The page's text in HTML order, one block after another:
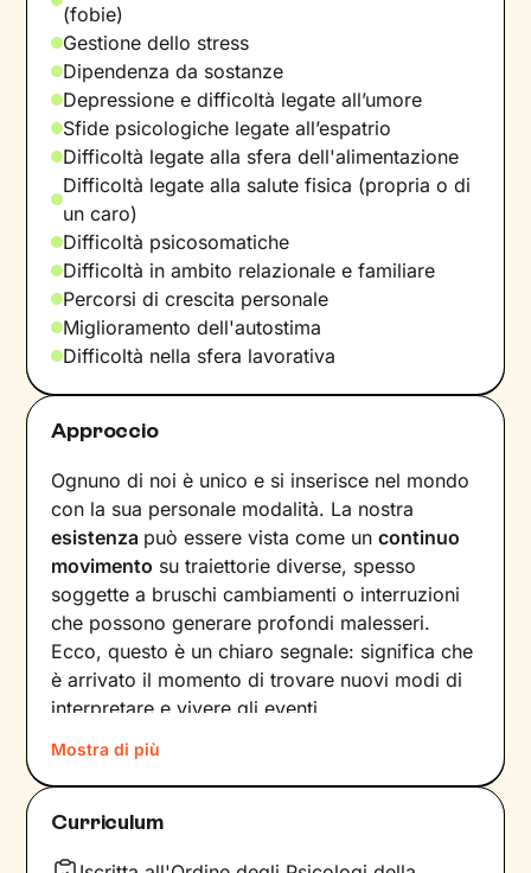
(fobie)
Gestione dello stress
Dipendenza da sostanze
Depressione e difficoltà legate all’umore
Sfide psicologiche legate all’espatrio
Difficoltà legate alla sfera dell'alimentazione
Difficoltà legate alla salute fisica (propria o di
un caro)
Difficoltà psicosomatiche
Difficoltà in ambito relazionale e familiare
Percorsi di crescita personale
Miglioramento dell'autostima
Difficoltà nella sfera lavorativa
Approccio
Ognuno di noi è unico e si inserisce nel mondo
con la sua personale modalità. La nostra
esistenza può essere vista come uncontinuo
movimento su traiettorie diverse, spesso
soggette a bruschi cambiamenti o interruzioni
che possono generare profondi malesseri.
Ecco, questo è un chiaro segnale: significa che
è arrivato il momento di trovare nuovi modi di
interpretare e vivere gli eventi.
Come farlo? Raccontando la nostra storia alla
ricerca di ciò che non ci rappresenta più, e
individuando
Mostra di più
Curriculum